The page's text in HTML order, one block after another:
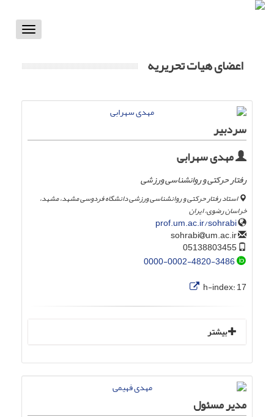
Toggle
اعضای هیات تحریریه
سردبیر
مهدی سهرابی
رفتار حرکتی و روانشناسی ورزشی
استاد رفتار حرکتی و روانشناسی ورزشی دانشگاه فردوسی مشهد، مشهد،
خراسان رضوی، ایران
prof.um.ac.ir/sohrabi
um.ac.ir
0000-0002-4820-3486
h-index:17
بیشتر
مدیر مسئول